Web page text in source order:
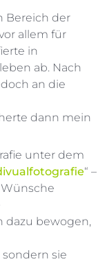
Bereich der
allem für
in
ab. Nach
an die
dann mein
unter dem
“ –
dazu bewogen,
sie